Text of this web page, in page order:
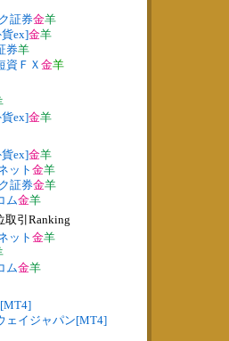
証券金羊
ex]金羊
券羊
資ＦＸ 金羊
ex]金羊
ex]金羊
ット 金羊
証券金羊
ム金羊
ット 金羊
ム金羊
ェイジャパン[MT4]